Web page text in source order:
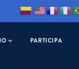
PARTICIPA